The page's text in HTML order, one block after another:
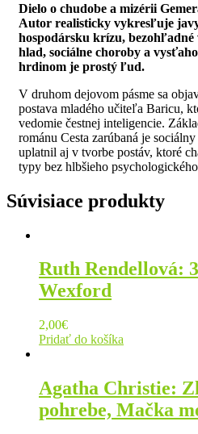
Dielo o chudobe a mizérii
Autor realisticky vykresľuje
hospodársku krízu,
hlad, sociálne choroby a
hrdinom je prostý ľud.
V druhom dejovom pásme sa
postava mladého učiteľa Baricu,
vedomie čestnej inteligencie.
románu Cesta zarúbaná je
uplatnil aj v tvorbe postáv, ktoré
typy bez hlbšieho
Súvisiace produkty
Ruth Rendellová:
Wexford
2,00€
Pridať do košíka
Agatha Christie:
pohrebe, Mačka